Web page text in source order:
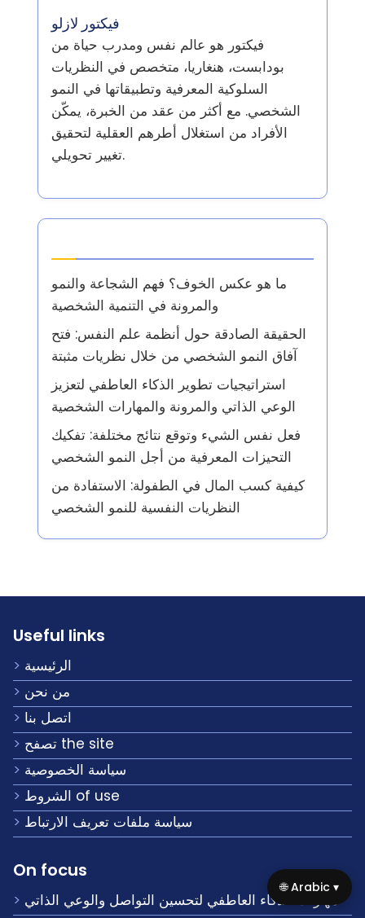
فيكتور لازلو
فيكتور هو عالم نفس ومدرب حياة من
بودابست، هنغاريا، متخصص في النظريات
السلوكية المعرفية وتطبيقاتها في النمو
الشخصي. مع أكثر من عقد من الخبرة، يمكّن
الأفراد من استغلال أطرهم العقلية لتحقيق
تغيير تحويلي.
ما هو عكس الخوف؟ فهم الشجاعة والنمو
والمرونة في التنمية الشخصية
الحقيقة الصادقة حول أنظمة علم النفس: فتح
آفاق النمو الشخصي من خلال نظريات مثبتة
استراتيجيات تطوير الذكاء العاطفي لتعزيز
الوعي الذاتي والمرونة والمهارات الشخصية
فعل نفس الشيء وتوقع نتائج مختلفة: تفكيك
التحيزات المعرفية من أجل النمو الشخصي
كيفية كسب المال في الطفولة: الاستفادة من
النظريات النفسية للنمو الشخصي
Useful links
الرئيسية
من نحن
اتصل بنا
تصفح the site
سياسة الخصوصية
الشروط of use
سياسة ملفات تعريف الارتباط
On focus
مهارات الذكاء العاطفي لتحسين التواصل والوعي الذاتي
🌐 Arabic ▾